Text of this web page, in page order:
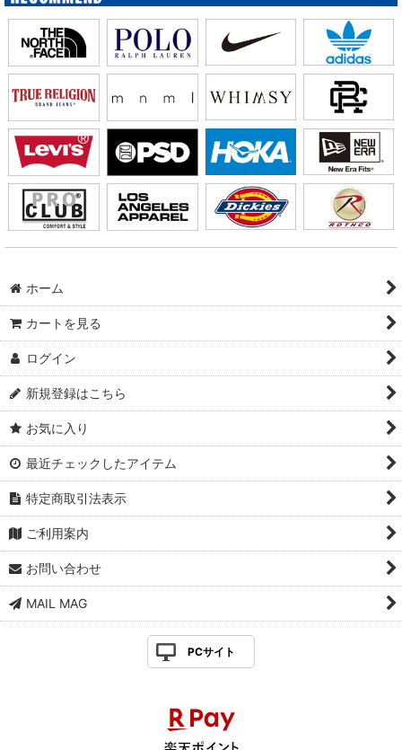
ホーム
カートを見る
ログイン
新規登録はこちら
お気に入り
最近チェックしたアイテム
特定商取引法表示
ご利用案内
お問い合わせ
MAIL MAG
PCサイト